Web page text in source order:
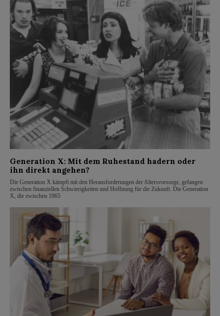
Generation X: Mit dem Ruhestand hadern oder
ihn direkt angehen?
Die Generation X kämpft mit den Herausforderungen der Altersvorsorge, gefangen
zwischen finanziellen Schwierigkeiten und Hoffnung für die Zukunft. Die Generation
X, die zwischen 1965